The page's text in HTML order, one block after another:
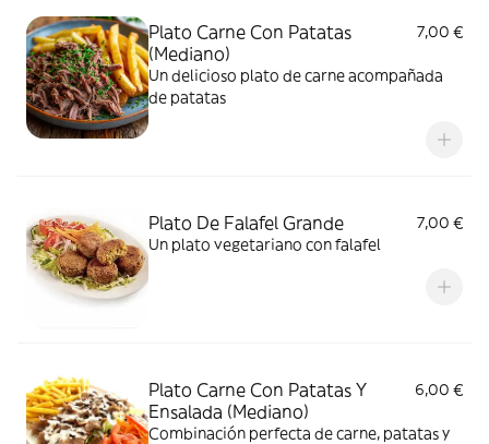
Plato Carne Con Patatas
(Mediano)
7,00 €
Un delicioso plato de carne acompañada
de patatas
Plato De Falafel Grande
7,00 €
Un plato vegetariano con falafel
Plato Carne Con Patatas Y
Ensalada (Mediano)
6,00 €
Combinación perfecta de carne, patatas y